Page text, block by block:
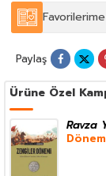
Paylaş
Ürüne Özel
Ravza